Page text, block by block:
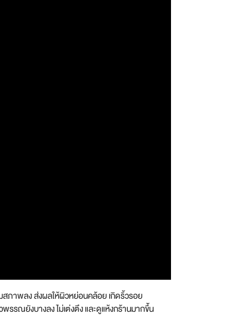
ภาพลง ส่งผลให้ผิวหย่อนคล้อย เกิดริ้วรอย
รรณยังบางลง ไม่เต่งตึง และดูแห้งกร้านมากขึ้น